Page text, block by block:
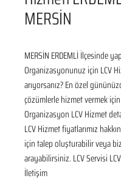
MERSİN
MERSİN ERDEMLİ İlçesinde
Organizasyonunuz için LCV
arıyorsanız? En özel
çözümlerle hizmet vermek için
Organizasyon LCV Hizmet
LCV Hizmet fiyatlarımız
için talep oluşturabilir veya
arayabilirsiniz. LCV Servisi
İletişim